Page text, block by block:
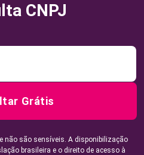
CNPJ
Grátis
não são sensíveis. A disponibilização
brasileira e o direito de acesso à